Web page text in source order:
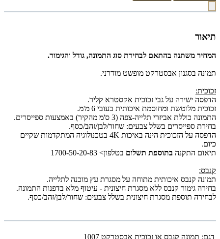
תיאור
המחיר משתנה בהתאם לבחירת סוג התמונה, גודל והגימור.
תמונה בסגנון אבסטרקט מופשט מודרני.
זכוכית:
הדפסה ישירה על גבי זכוכית אקסטרא קליר.
זכוכית מלוטשת ומחוסמת איכותית בעובי 6 מ'מ.
התמונה כוללת אביזרי תלייה-צפה (3 ס'מ מהקיר) באמצעות ספייסרים.
בחירת ספייסרים בשלל צבעים: שחור/לבן/זהב/כסף.
הדפסה על הזכוכית הינה באיכות 4K בטכנולוגיה המתקדמות שקיים
כיום.
תיאום התקנה בתוספת תשלום בטלפון> 1700-50-20-83
קנבס:
תמונה קנבס איכותית מתוחה על מסגרת עץ מוכנה לתלייה.
בחירה גימור קנבס ללא מסגרת חיצונית - עיטוף מלא בדפנות התמונה.
לבחירה תוספת מסגרת חיצונית בשלל צבעים: שחור/לבן/זהב/כסף.
דגם: תמונה קנבס או זכוכית אבסטרקט 1007